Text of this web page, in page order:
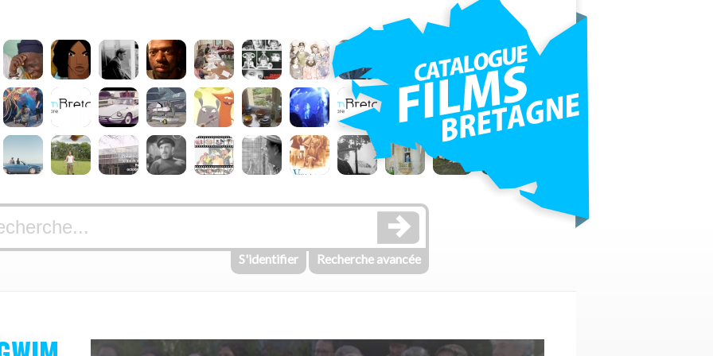
S'identifier Recherche avancée